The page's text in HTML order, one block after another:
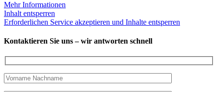
Mehr Informationen
Inhalt entsperren
Erforderlichen Service akzeptieren und Inhalte entsperren
Kontaktieren Sie uns – wir antworten schnell